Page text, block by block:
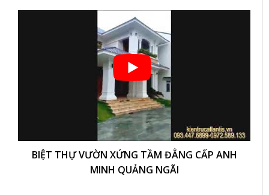
BIỆT THỰ VƯỜN XỨNG TẦM ĐẲNG CẤP ANH
MINH QUẢNG NGÃI